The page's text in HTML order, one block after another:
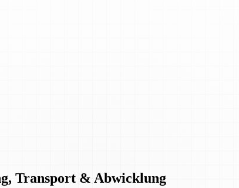
Transport & Abwicklung